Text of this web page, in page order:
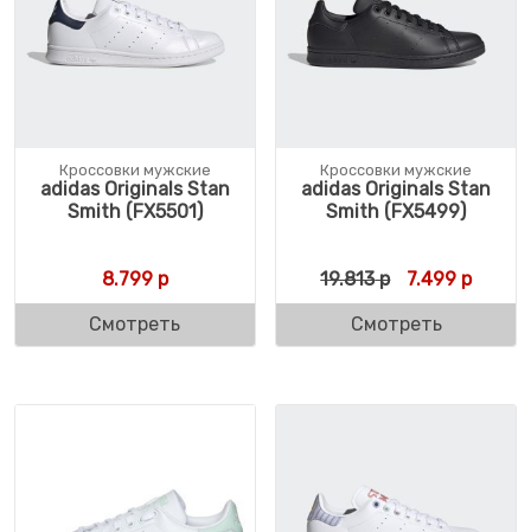
Кроссовки мужские
adidas Originals Stan
Smith (FX5501)
8.799р
Смотреть
Кроссовки мужские
adidas Originals Stan
Smith (FX5499)
19.813р 7.499 р
Смотреть